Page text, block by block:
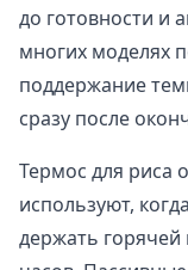
до готовности и
многих моделях
поддержание
сразу после
Термос для риса
используют,
держать горячей